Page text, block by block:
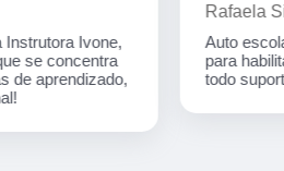
Auto escola nota 1000 em
para habilitação! Desde o
todo suporte